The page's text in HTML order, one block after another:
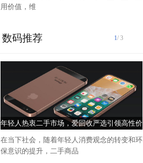
用价值，维
数码推荐
年轻人热衷二手市场，爱回收严选引领高性价
比消费新风尚
在当下社会，随着年轻人消费观念的转变和环
保意识的提升，二手商品
1/ 3